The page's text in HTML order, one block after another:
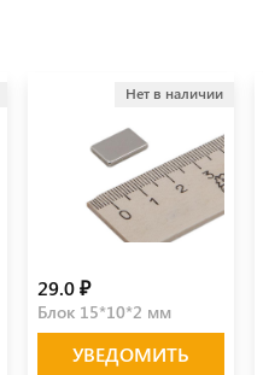
Нет в наличии
29.0 ₽
Блок 15*10*2 мм
УВЕДОМИТЬ